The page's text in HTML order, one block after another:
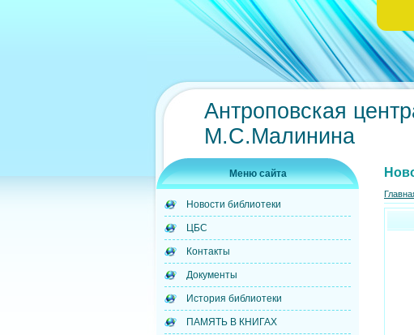
Антроповская
М.С.Малинина
Меню сайта
Новости библиотеки
ЦБС
Контакты
Документы
История библиотеки
ПАМЯТЬ В КНИГАХ